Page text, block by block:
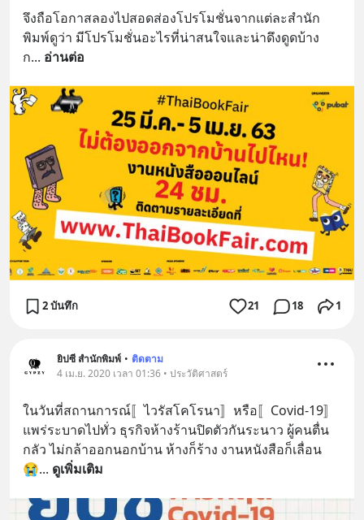
จึงถือโอกาสลองไปสอดส่องโปรโมชั่นจากแต่ละสำนัก
พิมพ์ดูว่า มีโปรโมชั่นอะไรที่น่าสนใจและน่าดึงดูดบ้าง
ก... อ่านต่อ
2 บันทึก 21 18 1
ยิปซี สำนักพิมพ์ • ติดตาม
4 เม.ย. 2020 เวลา 01:36 • ประวัติศาสตร์
ในวันที่สถานการณ์〚ไวรัสโคโรนา〛หรือ〚Covid-19〛
แพร่ระบาดไปทั่ว ธุรกิจห้างร้านปิดตัวกันระนาว ผู้คนตื่น
กลัว ไม่กล้าออกนอกบ้าน ห้างก็ร้าง งานหนังสือก็เลื่อน
😭... ดูเพิ่มเติม